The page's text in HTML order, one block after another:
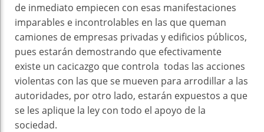
de inmediato empiecen con esas manifestaciones
imparables e incontrolables en las que queman
camiones de empresas privadas y edificios públicos,
pues estarán demostrando que efectivamente
existe un cacicazgo que controla todas las acciones
violentas con las que se mueven para arrodillar a las
autoridades, por otro lado, estarán expuestos a que
se les aplique la ley con todo el apoyo de la
sociedad.